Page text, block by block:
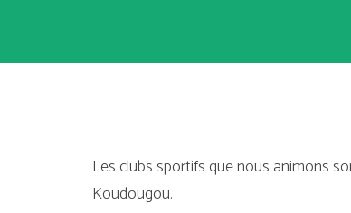
Les clubs sportifs que nous animons
Koudougou.